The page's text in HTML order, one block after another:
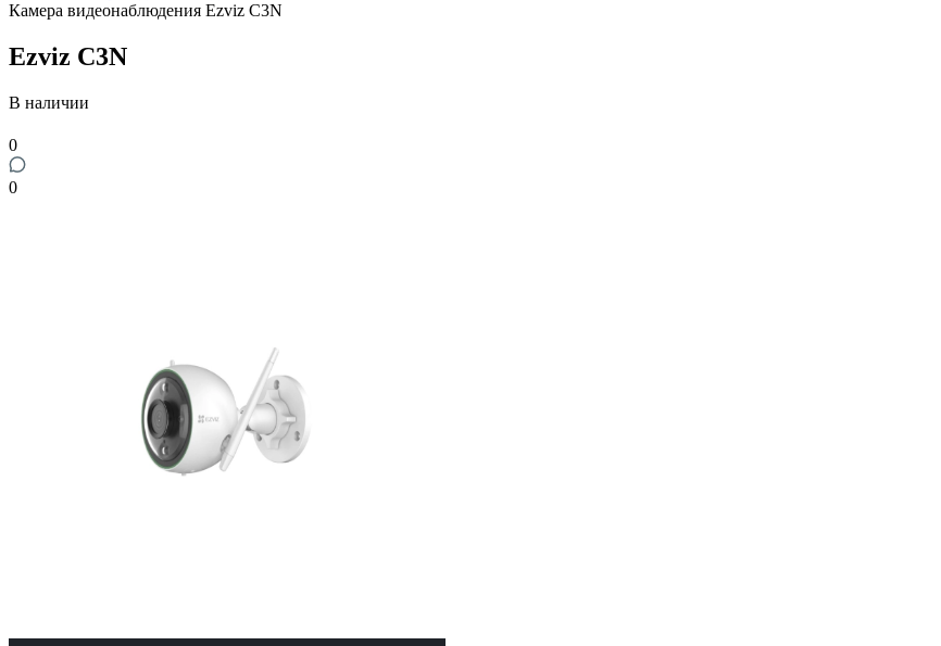
Камера видеонаблюдения Ezviz C3N
Ezviz C3N
В наличии
0
0